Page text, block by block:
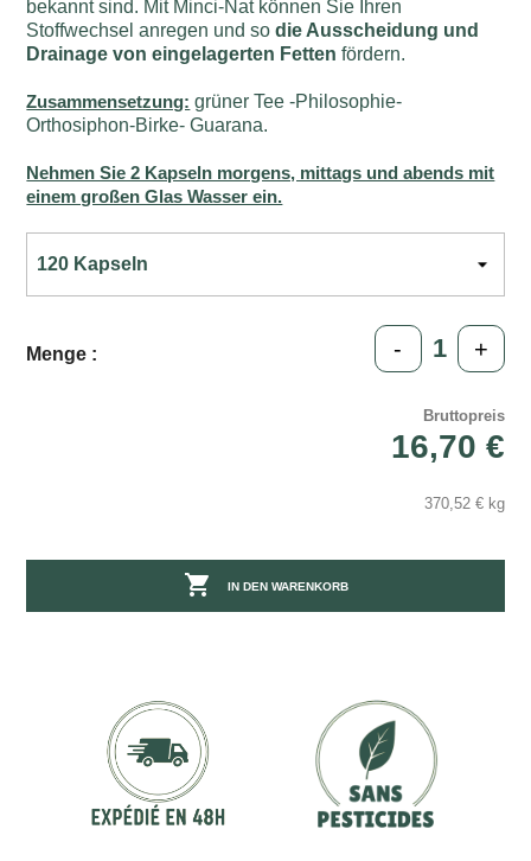
bekannt sind. Mit Minci-Nat können Sie Ihren
Stoffwechsel anregen und so die Ausscheidung und
Drainage von eingelagerten Fetten fördern.
Zusammensetzung: grüner Tee -Philosophie-
Orthosiphon-Birke- Guarana.
Nehmen Sie 2 Kapseln morgens, mittags und abends mit
einem großen Glas Wasser ein.
Menge : - +
Bruttopreis
16,70 €
370,52 € kg
 IN DEN WARENKORB